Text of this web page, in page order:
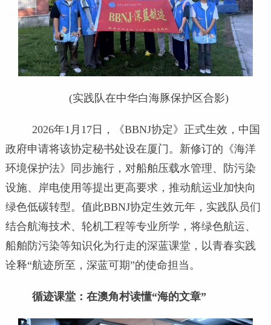
(实践队在中华白海豚保护区合影)
2026年1月17日，《BBNJ协定》正式生效，中国
政府申请将该协定秘书处设在厦门。新修订的《海洋
环境保护法》同步施行，对船舶压载水管理、防污染
设施、岸电使用等提出更高要求，推动航运业加快向
绿色低碳转型。值此BBNJ协定生效元年，实践队员们
结合航海技术、轮机工程等专业所学，将绿色航运、
船舶防污染等知识化为行走的深蓝课堂，以青春实践
诠释“航迹所至，深蓝可期”的使命担当。
循迹课堂：在澳角村读懂“海的文章”